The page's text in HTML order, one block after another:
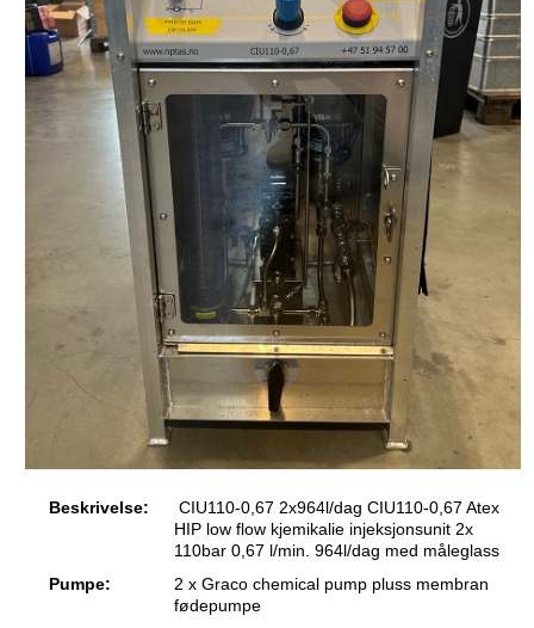
Beskrivelse:
CIU110-0,67 2x964l/dag CIU110-0,67 Atex
HIP low flow kjemikalie injeksjonsunit 2x
110bar 0,67 l/min. 964l/dag med måleglass
Pumpe:
2 x Graco chemical pump pluss membran
fødepumpe